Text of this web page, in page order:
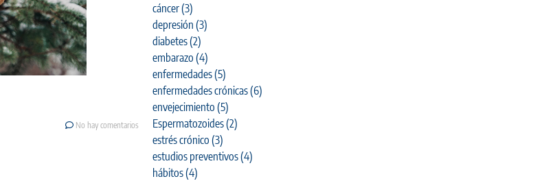
No hay comentarios
cáncer(3)
depresión (3)
diabetes(2)
embarazo (4)
enfermedades(5)
enfermedades crónicas(6)
envejecimiento (5)
Espermatozoides(2)
estrés crónico (3)
estudios preventivos(4)
hábitos(4)